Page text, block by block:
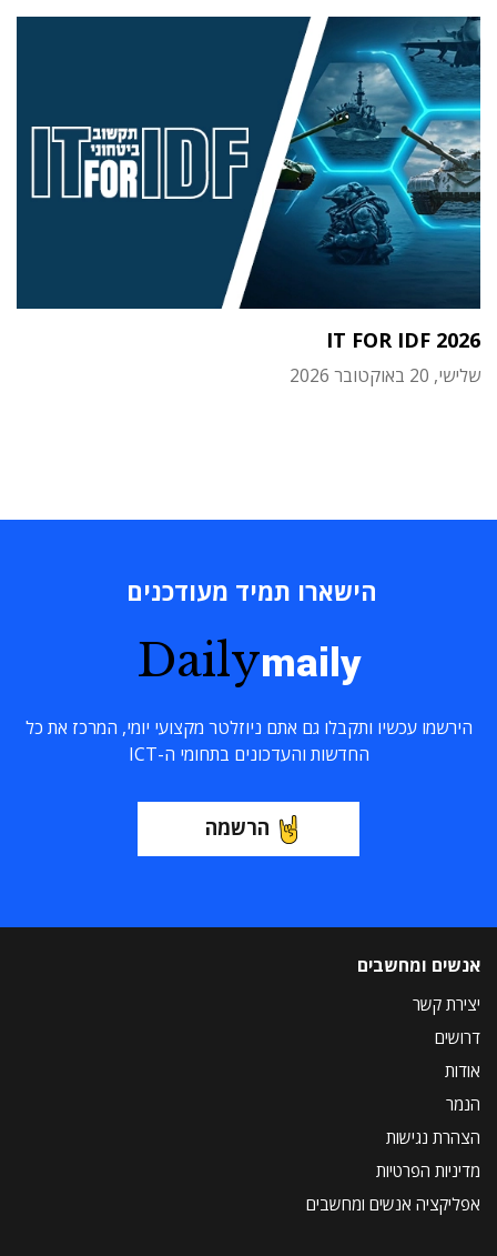
IT FOR IDF 2026
שלישי, 20 באוקטובר 2026
הישארו תמיד מעודכנים
Dailymaily
הירשמו עכשיו ותקבלו גם אתם ניוזלטר מקצועי יומי, המרכז את כל
החדשות והעדכונים בתחומי ה-ICT
הרשמה
אנשים ומחשבים
יצירת קשר
דרושים
אודות
הנמר
הצהרת נגישות
מדיניות הפרטיות
אפליקציה אנשים ומחשבים